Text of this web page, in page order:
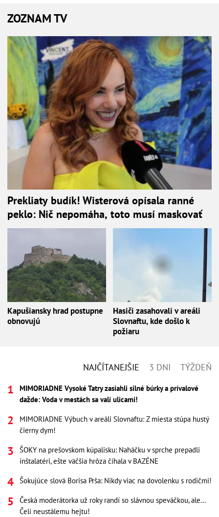
ZOZNAM TV
Prekliaty budík! Wisterová opísala ranné
peklo: Nič nepomáha, toto musí maskovať
Kapušiansky hrad postupne
obnovujú
Hasiči zasahovali v areáli
Slovnaftu, kde došlo k
požiaru
NAJČÍTANEJŠIE 3 DNI TÝŽDEŇ
MIMORIADNE Vysoké Tatry zasiahli silné búrky a prívalové
dažde: Voda v mestách sa valí ulicami!
MIMORIADNE Výbuch v areáli Slovnaftu: Z miesta stúpa hustý
čierny dym!
ŠOKY na prešovskom kúpalisku: Naháčku v sprche prepadli
inštalatéri, ešte väčšia hrôza číhala v BAZÉNE
Šokujúce slová Borisa Prša: Nikdy viac na dovolenku s rodičmi!
Česká moderátorka už roky randí so slávnou speváčkou, ale...
Čelí neustálemu hejtu!